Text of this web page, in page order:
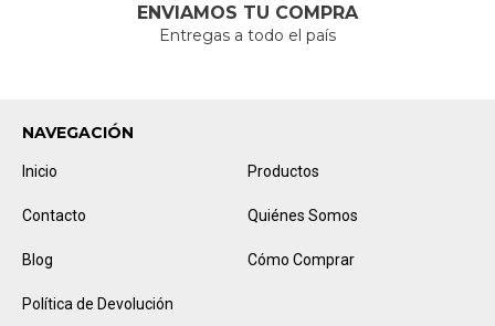
ENVIAMOS TU COMPRA
Entregas a todo el país
NAVEGACIÓN
Inicio Productos
Contacto Quiénes Somos
Blog Cómo Comprar
Política de Devolución